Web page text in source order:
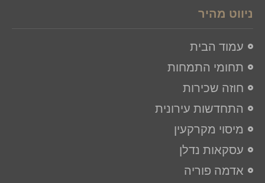
ניווט מהיר
עמוד הבית
תחומי התמחות
חוזה שכירות
התחדשות עירונית
מיסוי מקרקעין
עסקאות נדלן
אדמה פוריה